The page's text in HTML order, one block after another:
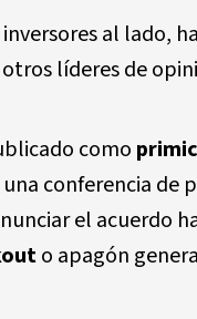
al lado,
líderes de
como
conferencia
el acuerdo
o apagón